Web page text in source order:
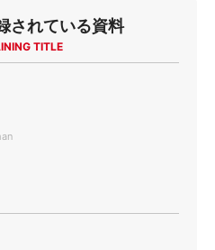
されている資料
TITLE